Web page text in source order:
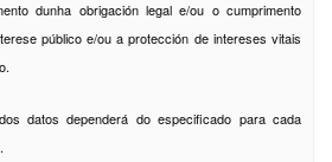
dunha obrigación legal e/ou o cumprimento
público e/ou a protección de intereses vitais
datos dependerá do especificado para cada